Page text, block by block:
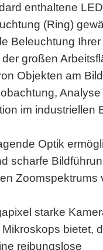
enthaltene
(Ring)
Beleuchtung Ihrer
großen
Objekten am
Analyse
im industriellen
Optik
scharfe
Zoomspektrums
starke
bietet,
reibungslose